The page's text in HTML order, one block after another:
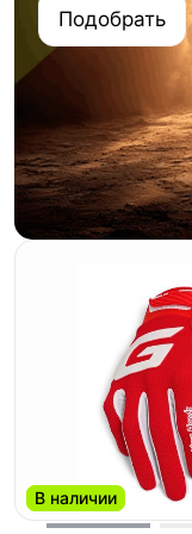
Подобрать
В наличии